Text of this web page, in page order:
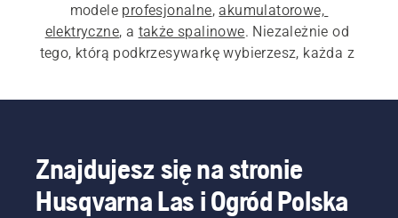
modele profesjonalne, akumulatorowe,
elektryczne, a także spalinowe. Niezależnie od
tego, którą podkrzesywarkę wybierzesz, każda z
Znajdujesz się na stronie
Husqvarna Las i Ogród Polska